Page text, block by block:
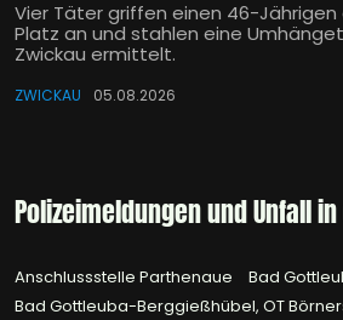
Vier Täter griffen einen 46-
Platz an und stahlen eine
Zwickau ermittelt.
ZWICKAU 05.08.2026
Polizeimeldungen und Unfall
Anschlussstelle Parthenaue
Bad
Bad Gottleuba-Berggießhübel, OT